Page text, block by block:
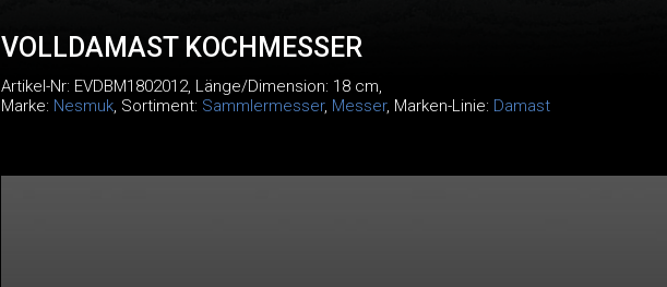
VOLLDAMAST KOCHMESSER
Artikel-Nr: EVDBM1802012, Länge/Dimension: 18 cm,
Marke: Nesmuk, Sortiment: Sammlermesser, Messer, Marken-Linie: Damast